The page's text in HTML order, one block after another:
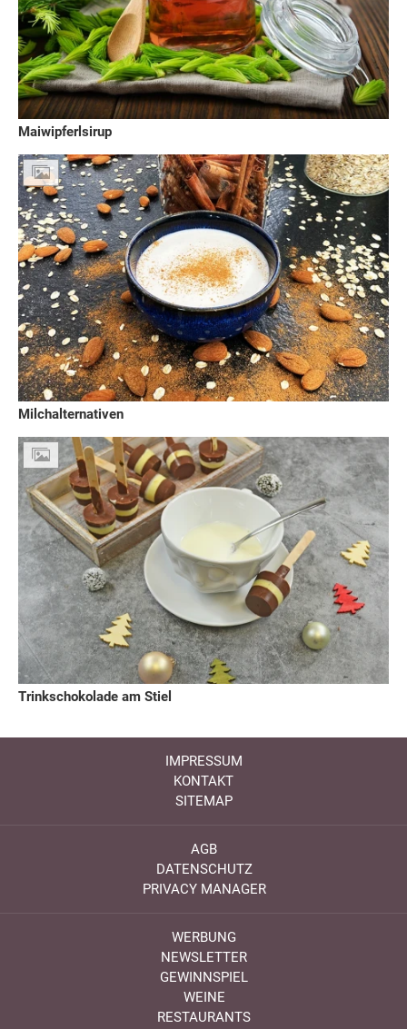
Maiwipferlsirup
Milchalternativen
Trinkschokolade am Stiel
IMPRESSUM
KONTAKT
SITEMAP
AGB
DATENSCHUTZ
PRIVACY MANAGER
WERBUNG
NEWSLETTER
GEWINNSPIEL
WEINE
RESTAURANTS